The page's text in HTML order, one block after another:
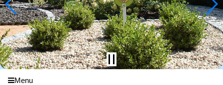
Menu